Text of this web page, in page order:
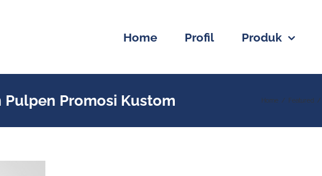
Home Profil Produk
Promosi Kustom Home Featured